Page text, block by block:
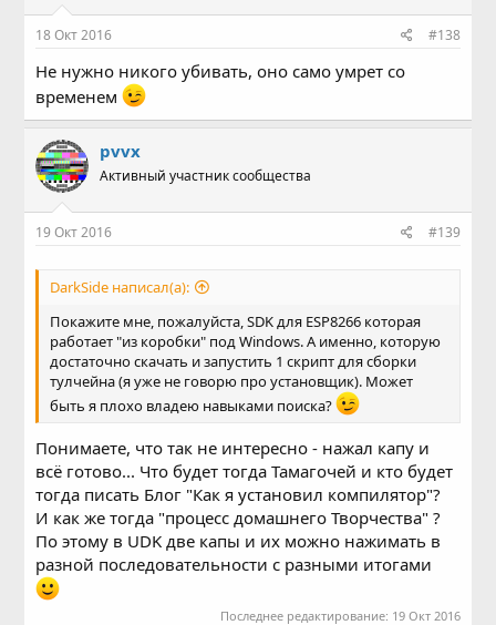
18 Окт 2016 #138
Не нужно никого убивать, оно само умрет со
временем
pvvx
Активный участник сообщества
19 Окт 2016 #139
DarkSide написал(а):
Покажите мне, пожалуйста, SDK для ESP8266 которая
работает "из коробки" под Windows. А именно, которую
достаточно скачать и запустить 1 скрипт для сборки
тулчейна (я уже не говорю про установщик). Может
быть я плохо владею навыками поиска?
Понимаете, что так не интересно - нажал капу и
всё готово... Что будет тогда Тамагочей и кто будет
тогда писать Блог "Как я установил компилятор"?
И как же тогда "процесс домашнего Творчества" ?
По этому в UDK две капы и их можно нажимать в
разной последовательности с разными итогами
Последнее редактирование: 19 Окт 2016